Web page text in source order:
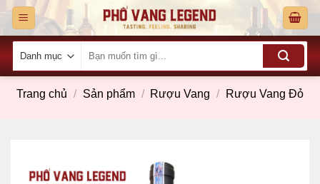
Skip
content
kiếm:
Trang chủ / Sản phẩm / Rượu Vang / Rượu Vang Đỏ